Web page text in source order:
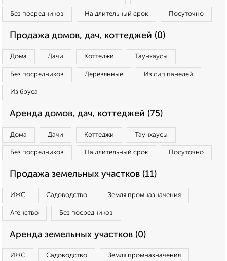
Без посредников На длительный срок Посуточно
Продажа домов, дач, коттеджей (0)
Дома Дачи Коттеджи Таунхаусы
Без посредников Деревянные Из сип панелей
Из бруса
Аренда домов, дач, коттеджей (75)
Дома Дачи Коттеджи Таунхаусы
Без посредников На длительный срок Посуточно
Продажа земельных участков (11)
ИЖС Садоводство Земля промназначения
Агенство Без посредников
Аренда земельных участков (0)
ИЖС Садоводство Земля промназначения